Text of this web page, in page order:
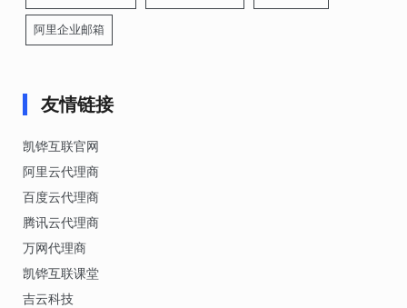
阿里企业邮箱
友情链接
凯铧互联官网
阿里云代理商
百度云代理商
腾讯云代理商
万网代理商
凯铧互联课堂
吉云科技